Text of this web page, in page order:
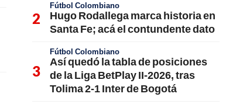
Fútbol Colombiano
Hugo Rodallega marca historia en
Santa Fe; acá el contundente dato
Fútbol Colombiano
Así quedó la tabla de posiciones
de la Liga BetPlay II-2026, tras
Tolima 2-1 Inter de Bogotá